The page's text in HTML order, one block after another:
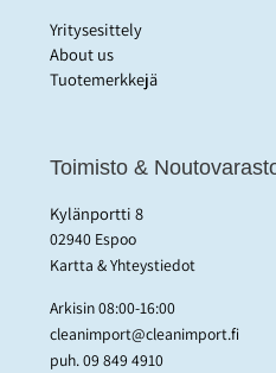
Yritysesittely
About us
Tuotemerkkejä
Toimisto &
Kylänportti 8
02940 Espoo
Kartta & Yhteystiedot
Arkisin 08:00-16:00
cleanimport@cleanimport.fi
puh.09 849 4910